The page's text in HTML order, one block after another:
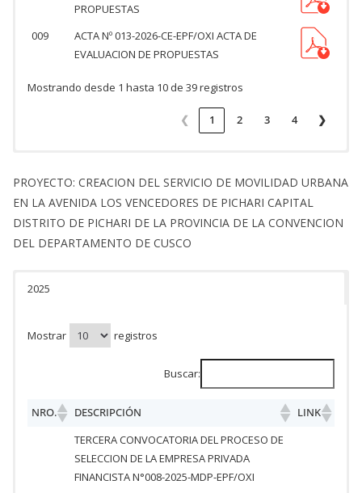
PROPUESTAS
009
ACTA Nº 013-2026-CE-EPF/OXI ACTA DE
EVALUACION DE PROPUESTAS
Mostrando desde 1 hasta 10 de 39 registros
❮ 1 2 3 4 ❯
PROYECTO: CREACION DEL SERVICIO DE MOVILIDAD URBANA
EN LA AVENIDA LOS VENCEDORES DE PICHARI CAPITAL
DISTRITO DE PICHARI DE LA PROVINCIA DE LA CONVENCION
DEL DEPARTAMENTO DE CUSCO
2025
Mostrar registros
Buscar:
NRO. DESCRIPCIÓN
LINK
TERCERA CONVOCATORIA DEL PROCESO DE
SELECCION DE LA EMPRESA PRIVADA
FINANCISTA N°008-2025-MDP-EPF/OXI